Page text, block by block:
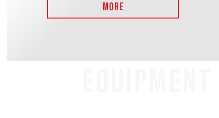
MORE